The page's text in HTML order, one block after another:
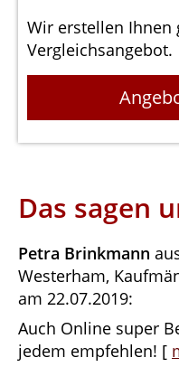
Wir erstellen Ihnen
Vergleichsangebot.
Das sagen
Petra Brinkmann
Westerham,
am 22.07.2019:
Auch Online super
jedem empfehlen! [